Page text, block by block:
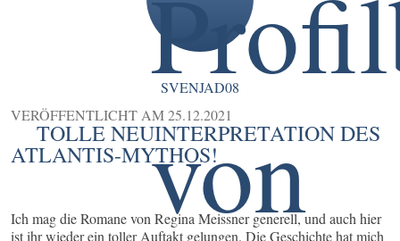
SVENJAD08
VERÖFFENTLICHT AM25.12.2021
TOLLE NEUINTERPRETATION DES
ATLANTIS-MYTHOS!
Ich mag die Romane von Regina Meissner generell, und auch hier
ist ihr wieder ein toller Auftakt gelungen. Die Geschichte hat mich